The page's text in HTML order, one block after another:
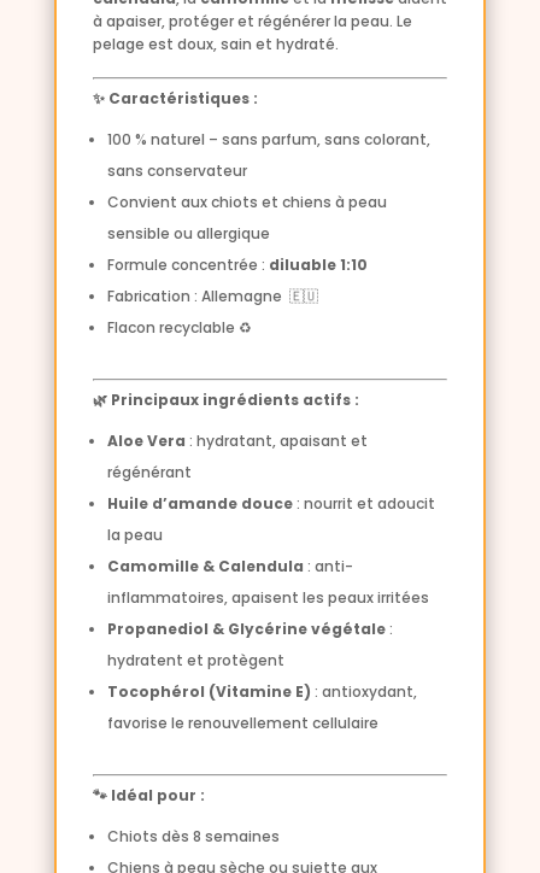
à apaiser, protéger et régénérer la peau. Le
pelage est doux, sain et hydraté.
✨ Caractéristiques :
100 % naturel – sans parfum, sans colorant,
sans conservateur
Convient aux chiots et chiens à peau
sensible ou allergique
Formule concentrée : diluable 1:10
Fabrication : Allemagne 🇪🇺
Flacon recyclable ♻️
🌿 Principaux ingrédients actifs :
Aloe Vera : hydratant, apaisant et
régénérant
Huile d’amande douce: nourrit et adoucit
la peau
Camomille & Calendula : anti-
inflammatoires, apaisent les peaux irritées
Propanediol & Glycérine végétale:
hydratent et protègent
Tocophérol (Vitamine E) : antioxydant,
favorise le renouvellement cellulaire
🐾 Idéal pour :
Chiots dès 8 semaines
Chiens à peau sèche ou sujette aux